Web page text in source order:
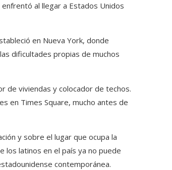
al llegar a Estados Unidos
en Nueva York, donde
dificultades propias de muchos
de viviendas y colocador de techos.
en Times Square, mucho antes de
y sobre el lugar que ocupa la
los latinos en el país ya no puede
contemporánea.